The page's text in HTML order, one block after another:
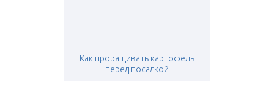
Как проращивать картофель
перед посадкой